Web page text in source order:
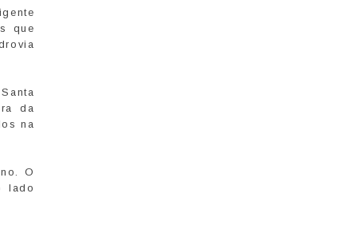
que
da
na
O
lado